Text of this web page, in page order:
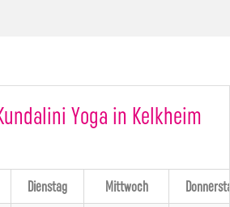
Yoga in Kelkheim
Dienstag Mittwoch